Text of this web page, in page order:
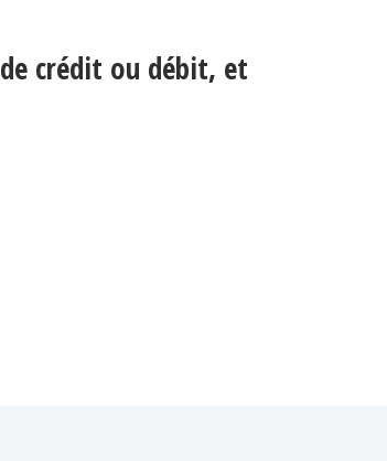
crédit ou débit, et